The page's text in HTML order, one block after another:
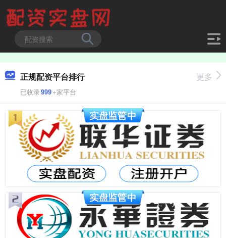
正规配资平台排行
已收录999+家平台
更多